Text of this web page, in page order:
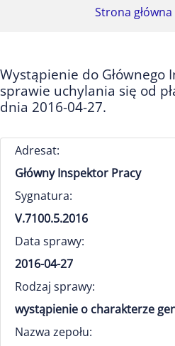
Strona główna
Wystąpienie do Głównego
sprawie uchylania się od
dnia 2016-04-27.
Adresat:
Główny Inspektor Pracy
Sygnatura:
V.7100.5.2016
Data sprawy:
2016-04-27
Rodzaj sprawy:
wystąpienie o charakterze
Nazwa zepołu: